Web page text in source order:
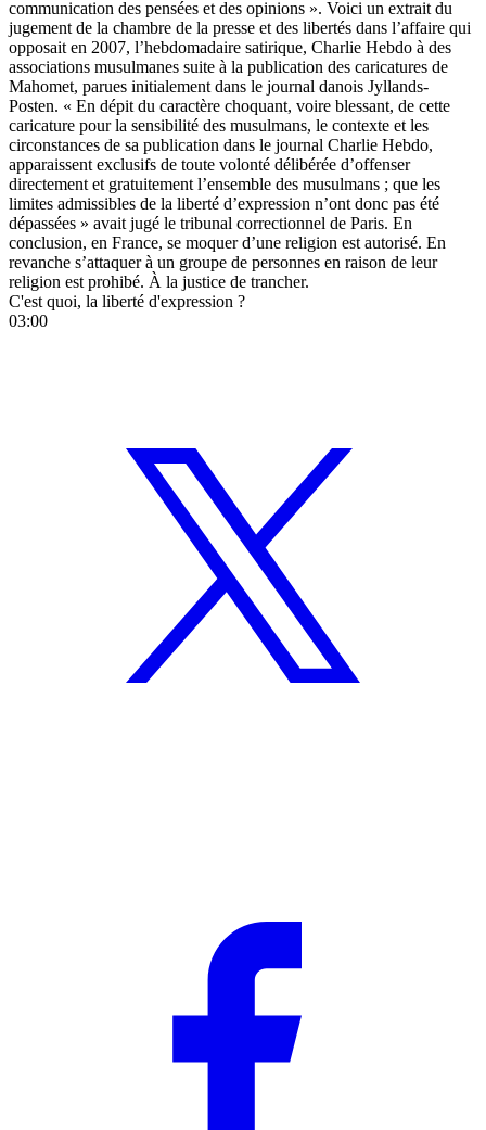
communication des pensées et des opinions ». Voici un extrait du
jugement de la chambre de la presse et des libertés dans l’affaire qui
opposait en 2007, l’hebdomadaire satirique, Charlie Hebdo à des
associations musulmanes suite à la publication des caricatures de
Mahomet, parues initialement dans le journal danois Jyllands-
Posten. « En dépit du caractère choquant, voire blessant, de cette
caricature pour la sensibilité des musulmans, le contexte et les
circonstances de sa publication dans le journal Charlie Hebdo,
apparaissent exclusifs de toute volonté délibérée d’offenser
directement et gratuitement l’ensemble des musulmans ; que les
limites admissibles de la liberté d’expression n’ont donc pas été
dépassées » avait jugé le tribunal correctionnel de Paris. En
conclusion, en France, se moquer d’une religion est autorisé. En
revanche s’attaquer à un groupe de personnes en raison de leur
religion est prohibé. À la justice de trancher.
C'est quoi, la liberté d'expression ?
03:00